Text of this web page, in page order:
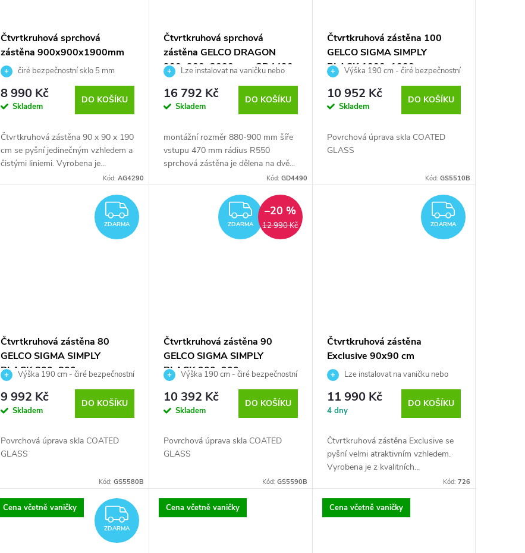
Čtvrtkruhová sprchová
zástěna 900x900x1900mm
čiré bezpečnostní sklo 5 mm
8 990 Kč
Skladem
DO KOŠÍKU
Čtvrtkruhová zástěna 90 x 90 x 190
cm se pyšní jedinečným vzhledem a
čistými liniemi. Vyrobena je...
Kód:AG4290
Čtvrtkruhová sprchová
zástěna GELCO DRAGON
900x900x2000 mm GD4490
Lze instalovat na vaničku nebo
přímo na podlahu + Odstraňovač
vodního kamene
16 792 Kč
Skladem
DO KOŠÍKU
montážní rozměr 880-900 mm šíře
vstupu 470 mm rádius R550
sprchová zástěna je dělena na dvě...
Kód: GD4490
Čtvrtkruhová zástěna 100
GELCO SIGMA SIMPLY
BLACK 1000x1000 mm
GS5510B
Výška 190 cm - čiré bezpečnostní
10 952 Kč
Skladem
DO KOŠÍKU
Povrchová úprava skla COATED
GLASS
Kód: GS5510B
ZDARMA
ZDARMA
Čtvrtkruhová zástěna 80
GELCO SIGMA SIMPLY
BLACK 800x800 mm
GS5580B
Výška 190 cm - čiré bezpečnostní
9 992 Kč
Skladem
DO KOŠÍKU
Povrchová úprava skla COATED
GLASS
Kód:GS5580B
ZDARMA
ZDARMA 12 990 Kč
–20 %
Čtvrtkruhová zástěna 90
GELCO SIGMA SIMPLY
BLACK 900x900 mm
GS5590B
Výška 190 cm - čiré bezpečnostní
10 392 Kč
Skladem
DO KOŠÍKU
Povrchová úprava skla COATED
GLASS
Kód: GS5590B
ZDARMA
Čtvrtkruhová zástěna
Exclusive 90x90 cm
Lze instalovat na vaničku nebo
11 990 Kč
4 dny
DO KOŠÍKU
Čtvrtkruhová zástěna Exclusive se
pyšní velmi atraktivním vzhledem.
Vyrobena je z kvalitních...
Kód: 726
Cena včetně vaničky ZDARMA
ZDARMA
Cena včetně vaničky Cena včetně vaničky